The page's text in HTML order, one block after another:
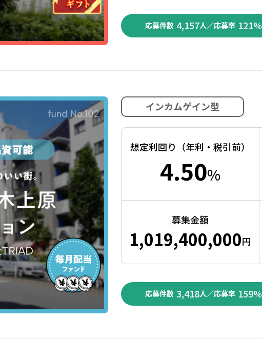
応募件数 4,157人／応募率 121%
インカムゲイン型
想定利回り（年利・税引前）
4.50%
募集金額
1,019,400,000円
応募件数 3,418人／応募率 159%